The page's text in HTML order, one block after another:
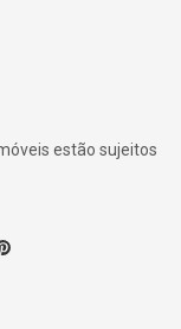
estão sujeitos